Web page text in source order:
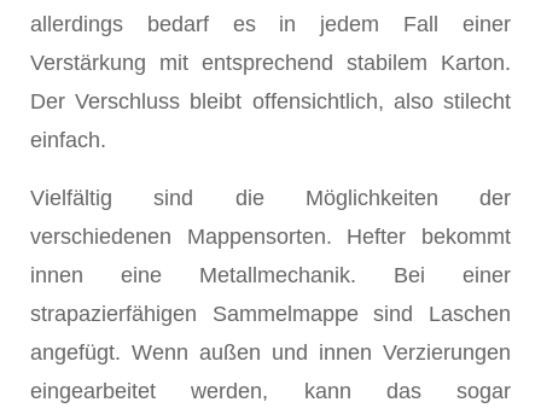
allerdings bedarf es in jedem Fall einer
Verstärkung mit entsprechend stabilem Karton.
Der Verschluss bleibt offensichtlich, also stilecht
einfach.
Vielfältig sind die Möglichkeiten der
verschiedenen Mappensorten. Hefter bekommt
innen eine Metallmechanik. Bei einer
strapazierfähigen Sammelmappe sind Laschen
angefügt. Wenn außen und innen Verzierungen
eingearbeitet werden, kann das sogar